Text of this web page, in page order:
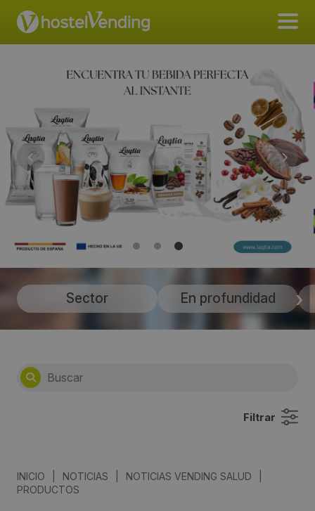
Sector En profundidad
Filtrar
INICIO NOTICIAS NOTICIAS VENDING SALUD
PRODUCTOS